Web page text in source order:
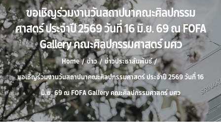
ขอเชิญร่วมงานวันสถาปนาคณะศิลปกรรม
ศาสตร์ ประจำปี 2569 วันที่ 16 มิ.ย. 69 ณ FOFA
Gallery คณะศิลปกรรมศาสตร์ มศว
Home / ข่าว / ข่าวประชาสัมพันธ์ /
ขอเชิญร่วมงานวันสถาปนาคณะศิลปกรรมศาสตร์ ประจำปี 2569 วันที่ 16
มิ.ย. 69 ณ FOFA Gallery คณะศิลปกรรมศาสตร์ มศว